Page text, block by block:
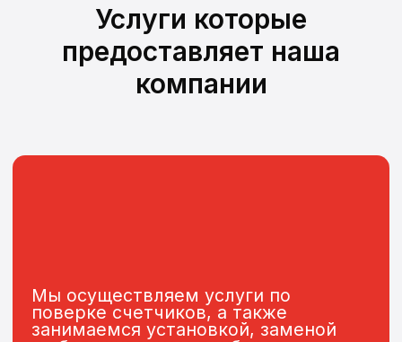
Услуги которые
предоставляет наша
компании
Замена и установка счетчиков